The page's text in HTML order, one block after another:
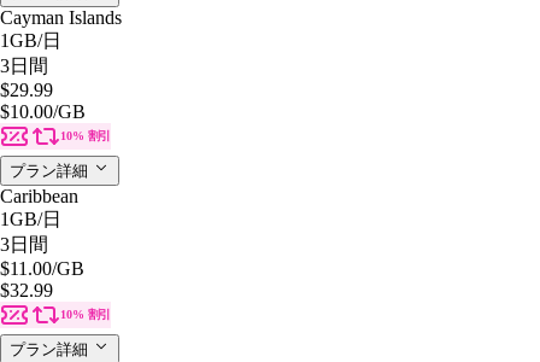
Cayman Islands
1GB/日
3日間
$29.99
$10.00/GB
10% 割引
プラン詳細
Caribbean
1GB/日
3日間
$11.00/GB
$32.99
10% 割引
プラン詳細